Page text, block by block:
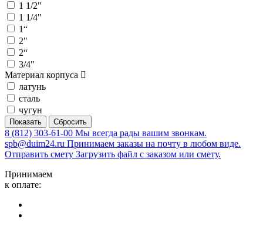
1 1/2"
1 1/4"
1“
2"
2“
3/4"
Материал корпуса
латунь
сталь
чугун
8 (812) 303-61-00 Мы всегда рады вашим звонкам.
spb@duim24.ru Принимаем заказы на почту в любом виде.
Отправить смету Загрузить файл с заказом или смету.
Принимаем
к оплате: